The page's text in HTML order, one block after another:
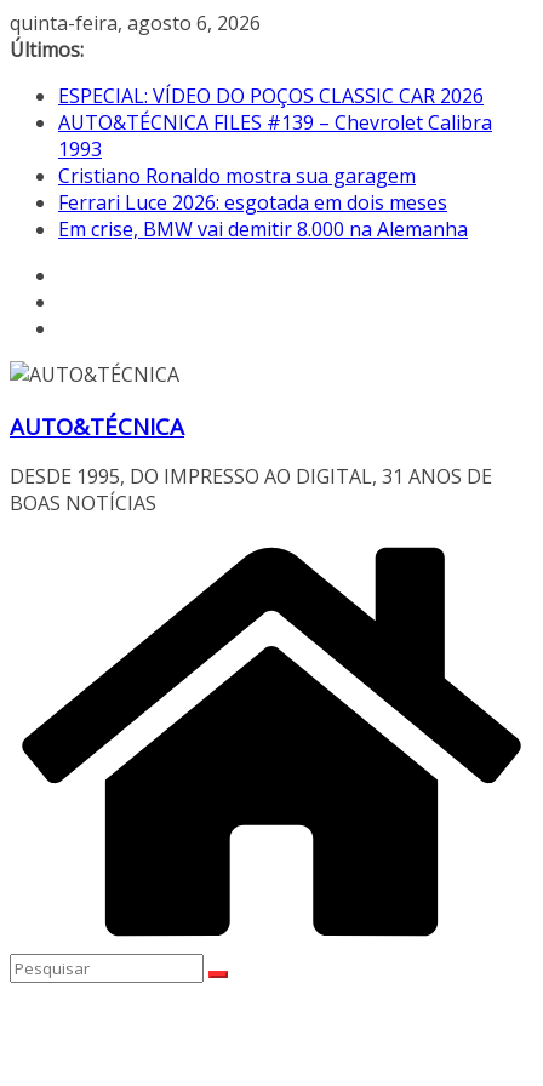
Pular
para
conteúdo
quinta-feira, agosto 6, 2026
Últimos:
ESPECIAL: VÍDEO DO POÇOS CLASSIC CAR 2026
AUTO&TÉCNICA FILES #139 – Chevrolet Calibra
1993
Cristiano Ronaldo mostra sua garagem
Ferrari Luce 2026: esgotada em dois meses
Em crise, BMW vai demitir 8.000 na Alemanha
AUTO&TÉCNICA
DESDE 1995, DO IMPRESSO AO DIGITAL, 31 ANOS DE
BOAS NOTÍCIAS